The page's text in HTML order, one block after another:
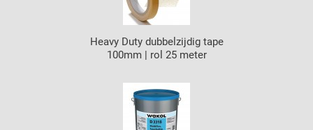
Heavy Duty dubbelzijdig tape
100mm | rol 25 meter